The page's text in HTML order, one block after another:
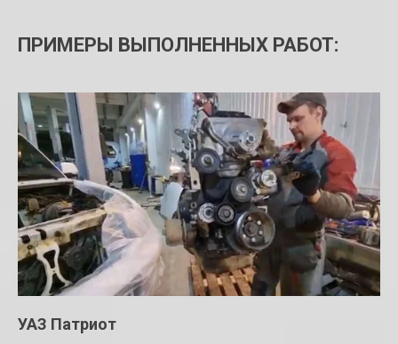
ПРИМЕРЫ ВЫПОЛНЕННЫХ РАБОТ:
УАЗ Патриот